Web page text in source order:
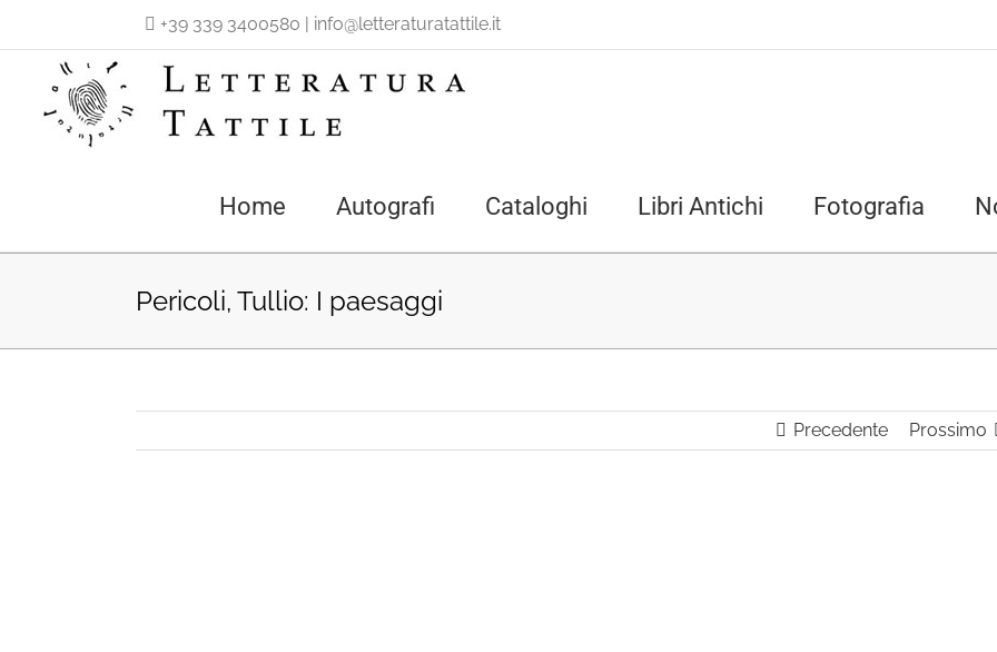
contenuto
+39 339 3400580 | info@letteraturatattile.it
Home Autografi Cataloghi Libri Antichi Fotografia
Pericoli, Tullio: I paesaggi
Precedente Prossimo